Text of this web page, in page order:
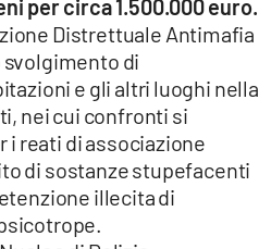
per circa 1.500.000 euro.
Distrettuale Antimafia
svolgimento di
e gli altri luoghi nella
nei cui confronti si
i reati di associazione
di sostanze stupefacenti
illecita di